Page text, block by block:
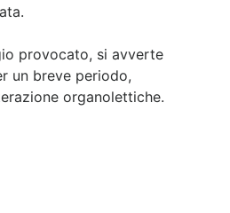
provocato, si avverte
un breve periodo,
organolettiche.